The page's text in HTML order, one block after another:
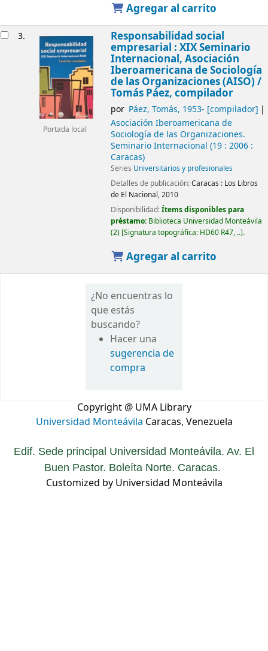
Agregar al carrito
3.
Portada local
Responsabilidad social
empresarial : XIX Seminario
Internacional, Asociación
Iberoamericana de Sociología
de las Organizaciones (AISO) /
Tomás Páez, compilador
por Páez, Tomás, 1953- [compilador]
Asociación Iberoamericana de
Sociología de las Organizaciones.
Seminario Internacional (19 : 2006 :
Caracas)
Series Universitarios y profesionales
Detalles de publicación:Caracas : Los Libros
de El Nacional,2010
Disponibilidad:Ítems disponibles para
préstamo: Biblioteca Universidad Monteávila
(2) Signatura topográfica: HD60 R47, .. .
Agregar al carrito
¿No encuentras lo
que estás
buscando?
Hacer una
sugerencia de
compra
Copyright @ UMA Library
Universidad Monteávila Caracas, Venezuela
Edif. Sede principal Universidad Monteávila. Av. El
Buen Pastor. Boleíta Norte. Caracas.
Customized by Universidad Monteávila